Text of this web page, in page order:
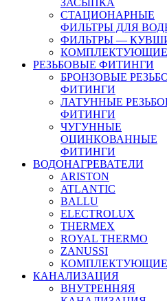
ЗАСЫПКА
СТАЦИОНАРНЫЕ
ФИЛЬТРЫ ДЛЯ
ФИЛЬТРЫ —
КОМПЛЕКТУЮЩИЕ
РЕЗЬБОВЫЕ ФИТИНГИ
БРОНЗОВЫЕ
ФИТИНГИ
ЛАТУННЫЕ
ФИТИНГИ
ЧУГУННЫЕ
ОЦИНКОВАННЫЕ
ФИТИНГИ
ВОДОНАГРЕВАТЕЛИ
ARISTON
ATLANTIC
BALLU
ELECTROLUX
THERMEX
ROYAL THERMO
ZANUSSI
КОМПЛЕКТУЮЩИЕ
КАНАЛИЗАЦИЯ
ВНУТРЕННЯЯ